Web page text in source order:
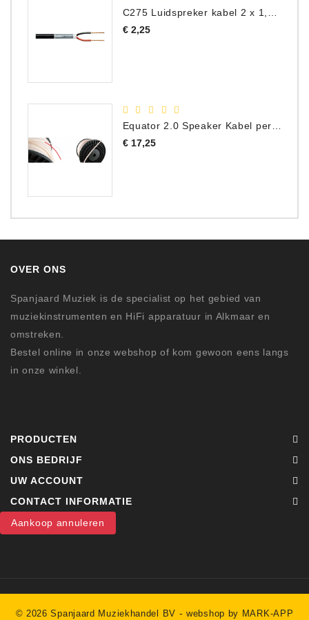
€ 2,25Prijs
Equator 2.0 Speaker Kabel per meter
€ 17,25Prijs
OVER ONS
Spanjaard Muziek is de specialist op het gebied van
muziekinstrumenten en HiFi apparatuur in Alkmaar en
omstreken.
Bestel online in onze webshop of kom gewoon eens langs
in onze winkel.
PRODUCTEN
ONS BEDRIJF
UW ACCOUNT
CONTACT INFORMATIE
Aankoop annuleren
© 2026 Spanjaard Muziekhandel BV -webshop by MARK-APP